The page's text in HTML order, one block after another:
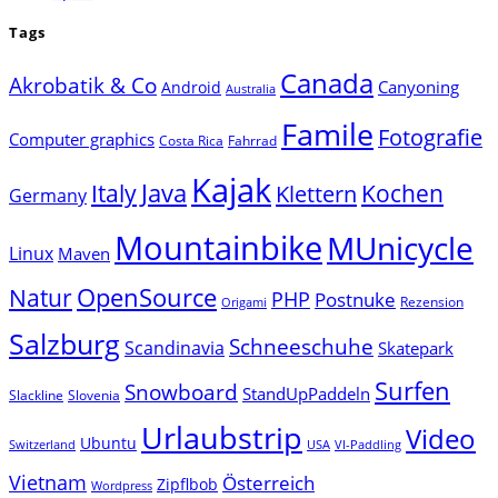
Tags
Akrobatik & Co Android Australia Canada Canyoning
Computer graphics Costa Rica Fahrrad Famile Fotografie
Germany Italy Java Kajak Klettern Kochen
Linux Maven MountainbikeMUnicycle
NaturOpenSource Origami PHP Postnuke Rezension
SalzburgScandinavia Schneeschuhe Skatepark
Slackline Slovenia Snowboard StandUpPaddeln Surfen
Switzerland Ubuntu Urlaubstrip USA VI-Paddling Video
Vietnam Wordpress Zipflbob Österreich